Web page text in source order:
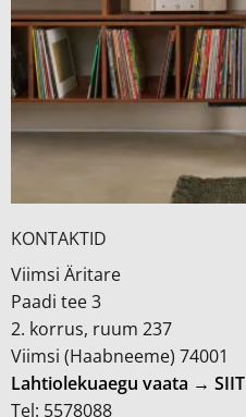
KONTAKTID
Viimsi Äritare
Paadi tee 3
2. korrus, ruum 237
Viimsi (Haabneeme) 74001
Lahtiolekuaegu vaata → SIIT
Tel: 5578088